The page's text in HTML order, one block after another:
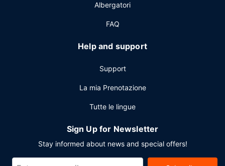
Albergatori
FAQ
Help and support
Support
La mia Prenotazione
Tutte le lingue
Sign Up for Newsletter
Stay informed about news and special offers!